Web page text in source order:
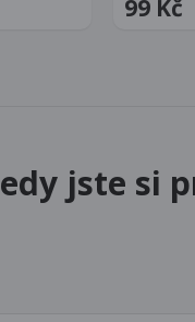
99 Kč
jste si